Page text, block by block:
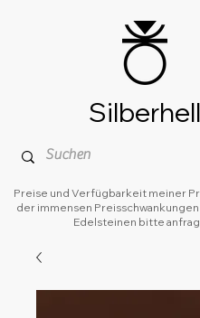
Preise und Verfügbarkeit meiner
der immensen
Edelsteinen bitte
Silberhell